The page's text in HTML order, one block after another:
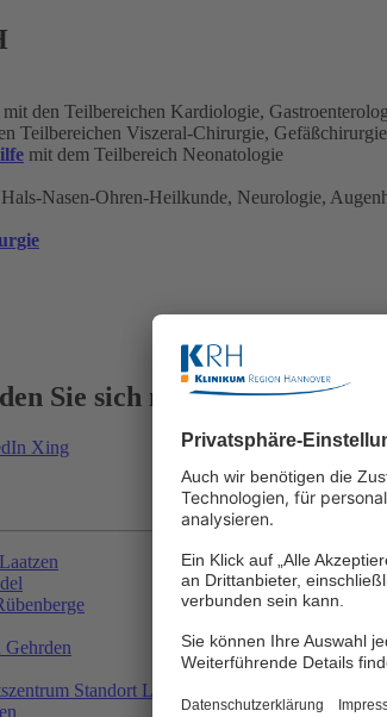
mit den Teilbereichen Kardiologie,
Teilbereichen Viszeral-Chirurgie,
mit dem Teilbereich Neonatologie
Nasen-Ohren-Heilkunde, Neurologie,
Sie sich mit Uns
Xing
Standort Lehrte